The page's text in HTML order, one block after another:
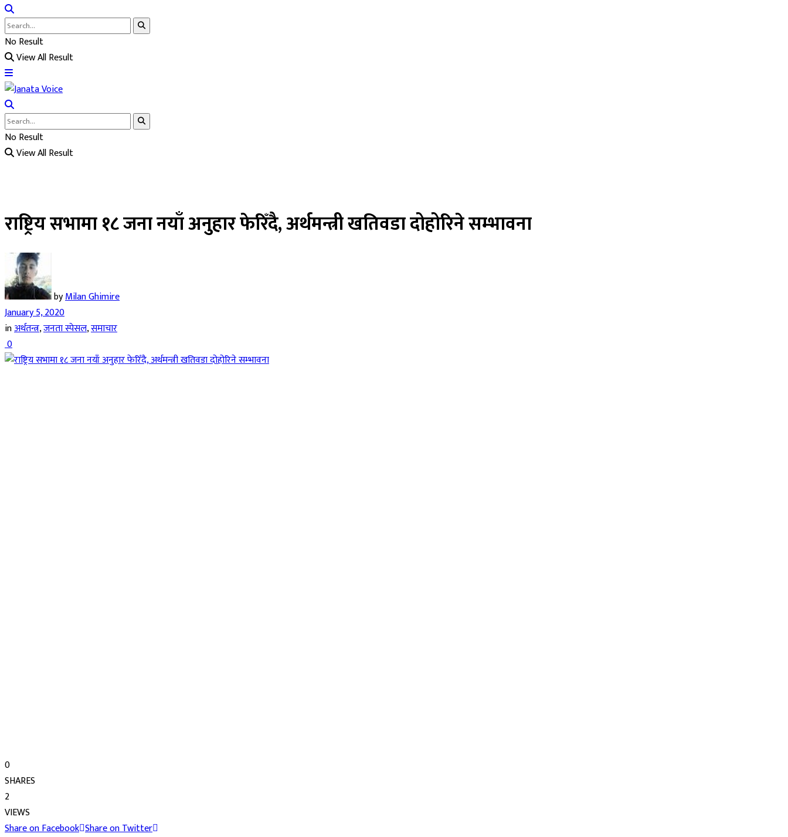
No Result
View All Result
No Result
View All Result
राष्ट्रिय सभामा १८ जना नयाँ अनुहार फेरिँदै, अर्थमन्त्री खतिवडा दोहोरिने सम्भावना
byMilan Ghimire
January 5, 2020
inअर्थतन्त्र,जनता स्पेसल,समाचार
0
0
SHARES
2
VIEWS
Share on Facebook Share on Twitter